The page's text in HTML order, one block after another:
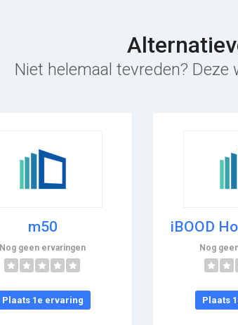
Niet helemaal tevreden?
m50
Nog geen ervaringen
Plaats 1e ervaring
iBOOD
Nog
Plaats